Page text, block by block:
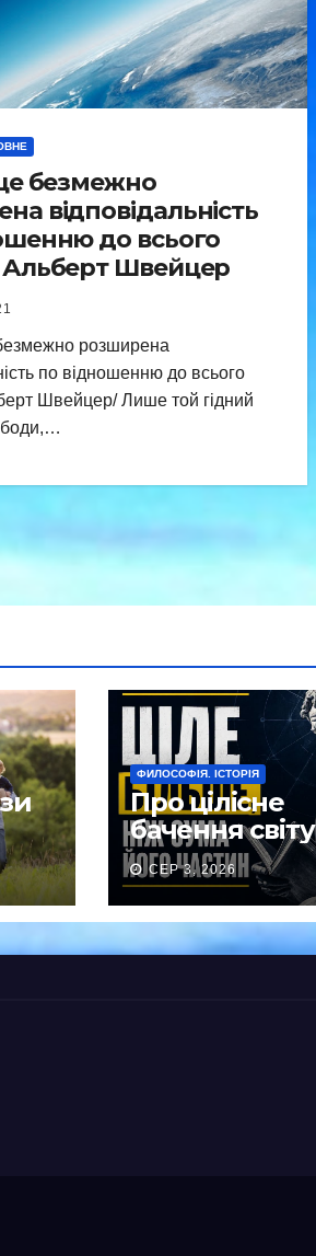
безмежно
відповідальність
до всього
Швейцер
розширена
по відношенню до всього
Швейцер/ Лише той гідний
ФИЛОСОФІЯ. ІСТОРІЯ
Про цілісне
бачення світу
СЕР 3, 2026